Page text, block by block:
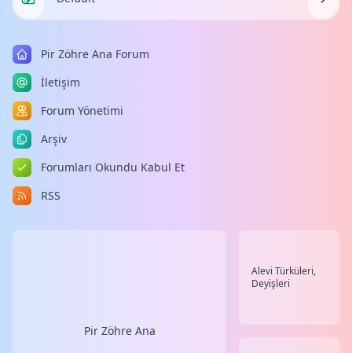
Pir Zöhre Ana Forum
İletişim
Forum Yönetimi
Arşiv
Forumları Okundu Kabul Et
RSS
Pir Zöhre Ana
Alevi Türküleri,
Deyişleri